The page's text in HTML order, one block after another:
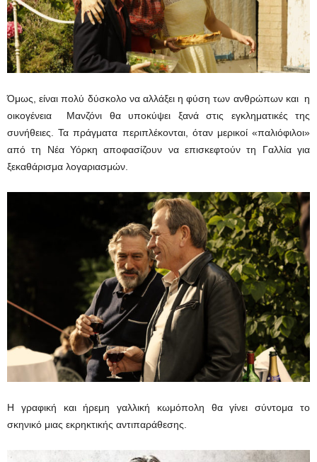
Όμως, είναι πολύ δύσκολο να αλλάξει η φύση των ανθρώπων και η
οικογένεια Μανζόνι θα υποκύψει ξανά στις εγκληματικές της
συνήθειες. Τα πράγματα περιπλέκονται, όταν μερικοί «παλιόφιλοι»
από τη Νέα Υόρκη αποφασίζουν να επισκεφτούν τη Γαλλία για
ξεκαθάρισμα λογαριασμών.
Η γραφική και ήρεμη γαλλική κωμόπολη θα γίνει σύντομα το
σκηνικό μιας εκρηκτικής αντιπαράθεσης.